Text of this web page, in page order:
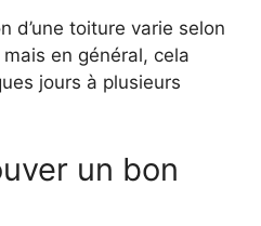
d’une toiture varie selon
en général, cela
jours à plusieurs
un bon